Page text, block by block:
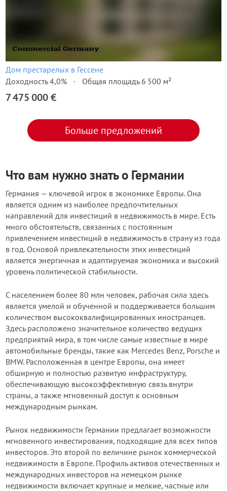
Дом престарелых в Гессене
Доходность 4,0%
Общая площадь 6 500 м²
7 475 000 €
Больше предложений
Что вам нужно знать о Германии
Германия — ключевой игрок в экономике Европы. Она
является одним из наиболее предпочтительных
направлений для инвестиций в недвижимость в мире. Есть
много обстоятельств, связанных с постоянным
привлечением инвестиций в недвижимость в страну из года
в год. Основой привлекательности этих инвестиций
является энергичная и адаптируемая экономика и высокий
уровень политической стабильности.
С населением более 80 млн человек, рабочая сила здесь
является умелой и обученной и поддерживается большим
количеством высококвалифицированных иностранцев.
Здесь расположено значительное количество ведущих
предприятий мира, в том числе самые известные в мире
автомобильные бренды, такие как Mercedes Benz, Porsche и
BMW. Расположенная в центре Европы, она имеет
обширную и полностью развитую инфраструктуру,
обеспечивающую высокоэффективную связь внутри
страны, а также мгновенный доступ к основным
международным рынкам.
Рынок недвижимости Германии предлагает возможности
мгновенного инвестирования, подходящие для всех типов
инвесторов. Это второй по величине рынок коммерческой
недвижимости в Европе. Профиль активов отечественных и
международных инвесторов на немецком рынке
недвижимости включает крупные и мелкие, частные или